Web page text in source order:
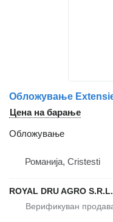
Цена на барање
Обложување
Романија, Cristesti
ROYAL DRU AGRO S.R.L.